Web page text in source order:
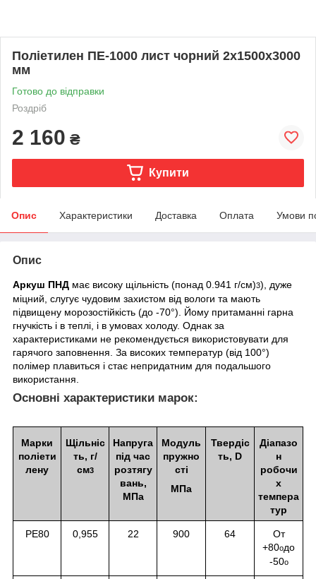
Поліетилен ПЕ-1000 лист чорний 2х1500х3000
мм
Готово до відправки
Роздріб
2 160 ₴
Купити
Опис Характеристики Доставка Оплата Умови
Опис
Аркуш ПНД має високу щільність (понад 0.941 г/см)3), дуже
міцний, слугує чудовим захистом від вологи та мають
підвищену морозостійкість (до -70°). Йому притаманні гарна
гнучкість і в теплі, і в умовах холоду. Однак за
характеристиками не рекомендується використовувати для
гарячого заповнення. За високих температур (від 100°)
полімер плавиться і стає непридатним для подальшого
використання.
Основні характеристики марок:
Марки
поліети
лену
Щільніс
ть, г/
см3
Напруга
під час
розтягу
вань,
МПа
Модуль
пружно
сті
МПа
Твердіс
ть, D
Діапазо
н
робочи
х
темпера
тур
PE80 0,955 22 900 64
От
+80одо
-50о